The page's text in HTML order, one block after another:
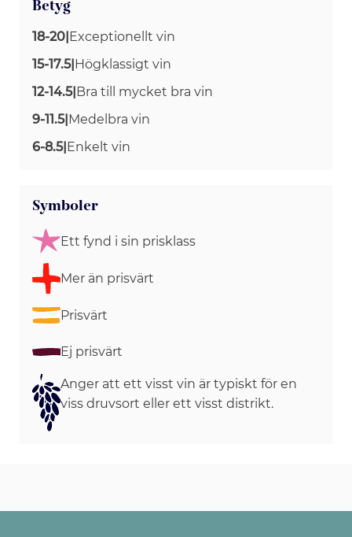
Betyg
18-20|Exceptionellt vin
15-17.5|Högklassigt vin
12-14.5|Bra till mycket bra vin
9-11.5|Medelbra vin
6-8.5|Enkelt vin
Symboler
Ett fynd i sin prisklass
Mer än prisvärt
Prisvärt
Ej prisvärt
Anger att ett visst vin är typiskt för en
viss druvsort eller ett visst distrikt.